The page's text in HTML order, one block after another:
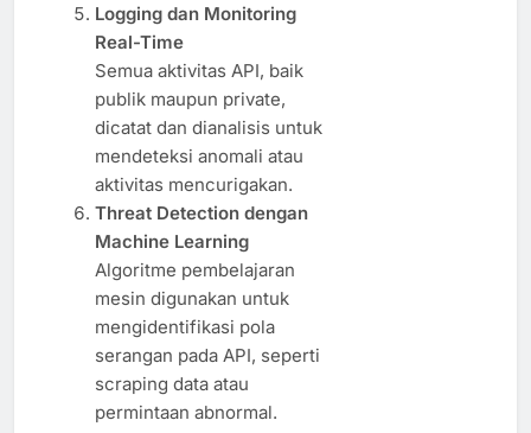
Logging dan Monitoring
Real-Time
Semua aktivitas API, baik
publik maupun private,
dicatat dan dianalisis untuk
mendeteksi anomali atau
aktivitas mencurigakan.
Threat Detection dengan
Machine Learning
Algoritme pembelajaran
mesin digunakan untuk
mengidentifikasi pola
serangan pada API, seperti
scraping data atau
permintaan abnormal.